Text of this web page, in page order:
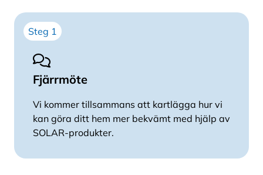
Steg 1
Fjärrmöte
Vi kommer tillsammans att kartlägga hur vi
kan göra ditt hem mer bekvämt med hjälp av
SOLAR-produkter.